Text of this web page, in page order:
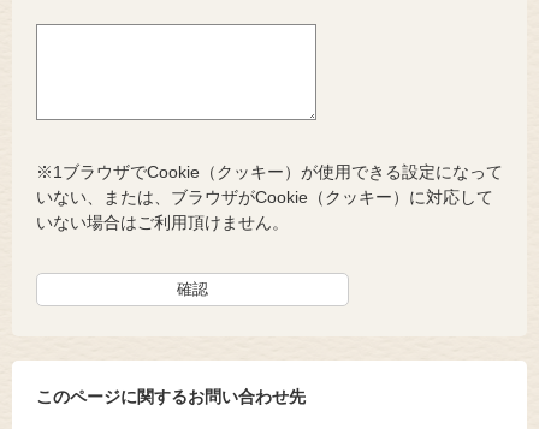
※1ブラウザでCookie（クッキー）が使用できる設定になって
いない、または、ブラウザがCookie（クッキー）に対応して
いない場合はご利用頂けません。
このページに関するお問い合わせ先